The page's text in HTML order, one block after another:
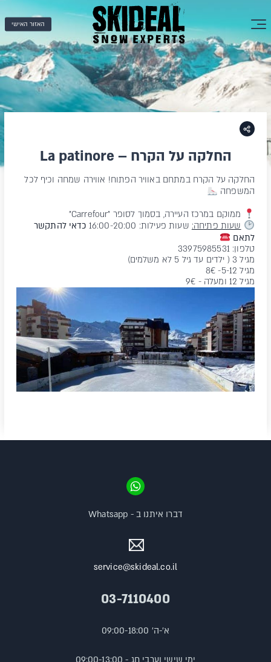
האזור האישי
החלקה על הקרח – La patinore
החלקה על הקרח במתחם באוויר הפתוח! אווירה שמחה וכיף לכל
המשפחה
ממוקם במרכז העיירה, בסמוך לסופר "Carrefour"
שעות פתיחה: שעות פעילות: 16:00-20:00
כדאי להתקשר
לתאם
טלפון: 33975985531
מגיל 3 ( ילדים עד גיל 5 לא משלמים)
מגיל 5-12- 8€
מגיל 12 ומעלה - 9€
service@skideal.co.il
03-7110400
א'-ה' 09:00-18:00
דברו איתנו ב - Whatsapp